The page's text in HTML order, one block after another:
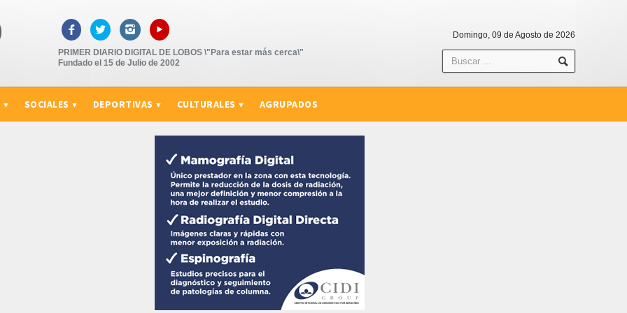
   ▸
PRIMER DIARIO DIGITAL DE LOBOS \"Para estar más cerca\"
Fundado el 15 de Julio de 2002
Domingo, 09 de Agosto de 2026
SOCIALES DEPORTIVAS CULTURALES AGRUPADOS